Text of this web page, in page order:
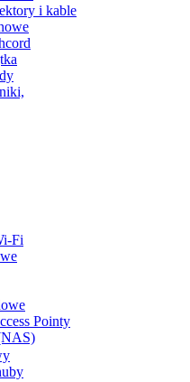
i kable
Fi
Pointy